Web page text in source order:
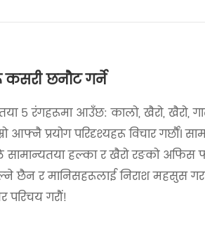
छनौट गर्ने
5 रंगहरूमा आउँछ: कालो, खैरो, खैरो,
प्रयोग परिदृश्यहरू विचार गर्छौं।
हल्का र खैरो रङको अफिस
छैन र मानिसहरूलाई निराश महसुस
परिचय गरौं!